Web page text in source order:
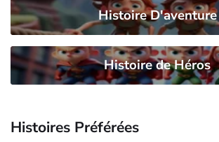
Histoire D'aventure
Histoire de Héros
Histoires Préférées